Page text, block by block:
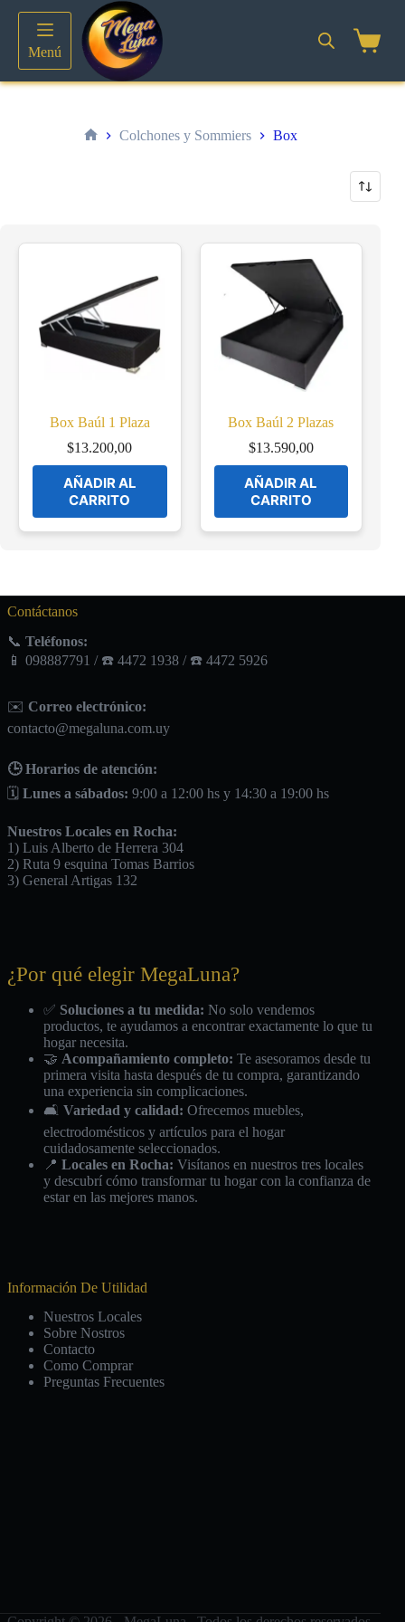
contenido
Menú
Colchones y Sommiers Box
Box Baúl 1 Plaza
$13.200,00
AÑADIR AL
CARRITO
Box Baúl 2 Plazas
$13.590,00
AÑADIR AL
CARRITO
Contáctanos
📞 Teléfonos:
📱 098887791 / ☎️ 4472 1938 / ☎️ 4472 5926
✉️ Correo electrónico:
contacto@megaluna.com.uy
🕒 Horarios de atención:
🗓️ Lunes a sábados: 9:00 a 12:00 hs y 14:30 a 19:00 hs
Nuestros Locales en Rocha:
1) Luis Alberto de Herrera 304
2) Ruta 9 esquina Tomas Barrios
3) General Artigas 132
¿Por qué elegir MegaLuna?
✅ Soluciones a tu medida: No solo vendemos
productos, te ayudamos a encontrar exactamente lo que tu
hogar necesita.
🤝 Acompañamiento completo: Te asesoramos desde tu
primera visita hasta después de tu compra, garantizando
una experiencia sin complicaciones.
🛋️ Variedad y calidad: Ofrecemos muebles,
electrodomésticos y artículos para el hogar
cuidadosamente seleccionados.
📍 Locales en Rocha: Visítanos en nuestros tres locales
y descubrí cómo transformar tu hogar con la confianza de
estar en las mejores manos.
Información De Utilidad
Nuestros Locales
Sobre Nostros
Contacto
Como Comprar
Preguntas Frecuentes